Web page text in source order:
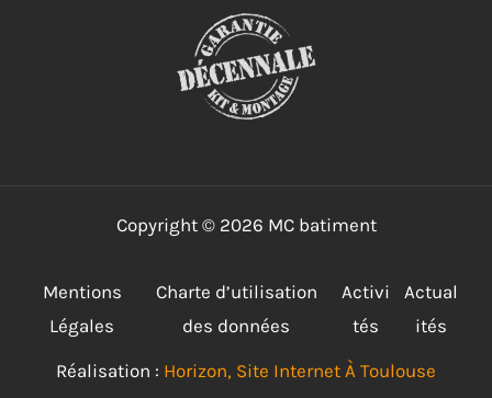
Copyright © 2026 MC batiment
Mentions
Légales
Charte d’utilisation
des données
Activi
tés
Actual
ités
Réalisation : Horizon, Site Internet À Toulouse